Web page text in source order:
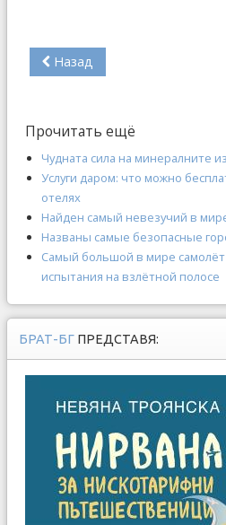
Назад
Прочитать ещё
Чудната сила на минералните
Услуги даром: что можно
отелях
Найден самый невезучий в
Названы самые безопасные
Самый большой в мире
испытания на взлётной полосе
БРАТ-БГ ПРЕДСТАВЯ: